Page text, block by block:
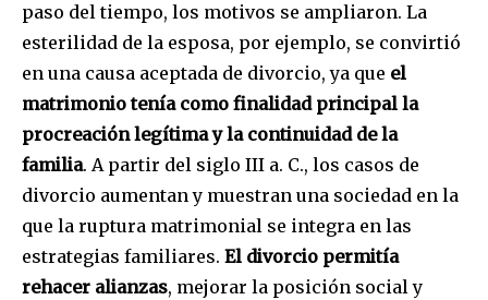
y da click en el botón de "suscribir". No te preocupes,
respetamos tu privacidad y no enviaremos correo basura a tu
INBOX. Tu información está segura con nosotros.
SUSCRIBIR
Acepto laPolítica de Privacidad .
paso del tiempo, los motivos se ampliaron. La
esterilidad de la esposa, por ejemplo, se convirtió
en una causa aceptada de divorcio, ya que el
matrimonio tenía como finalidad principal la
procreación legítima y la continuidad de la
familia. A partir del siglo III a. C., los casos de
divorcio aumentan y muestran una sociedad en la
que la ruptura matrimonial se integra en las
estrategias familiares. El divorcio permitía
rehacer alianzas, mejorar la posición social y